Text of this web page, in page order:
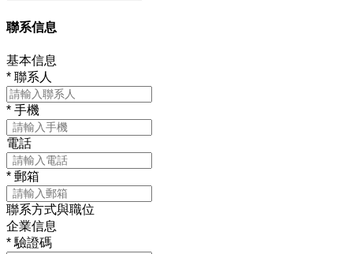
聯系信息
基本信息
* 聯系人
* 手機
電話
* 郵箱
聯系方式與職位
企業信息
* 驗證碼